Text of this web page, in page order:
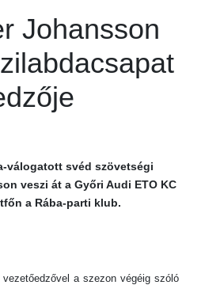
Johansson
válogatott svéd szövetségi
veszi át a Győri Audi ETO KC
a Rába-parti klub.
a szezon végéig szóló